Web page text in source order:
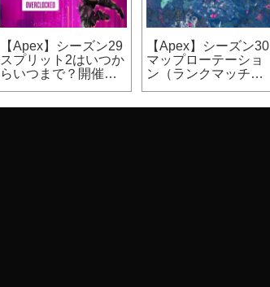
【Apex】シーズン29
スプリット2はいつか
らいつまで？開催期
【Apex】シーズン30
マップローテーショ
ン（ランクマッチ、